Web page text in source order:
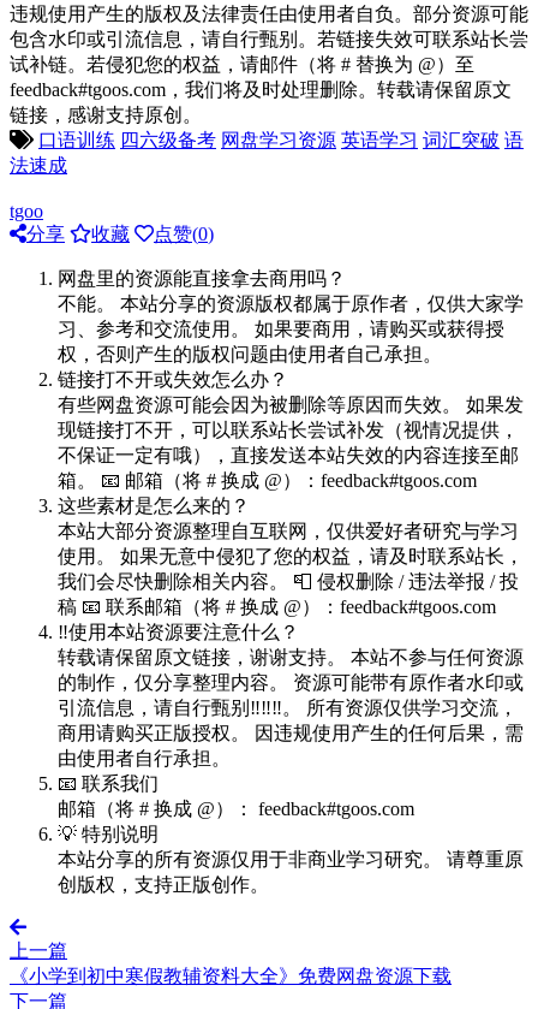
违规使用产生的版权及法律责任由使用者自负。部分资源可能
包含水印或引流信息，请自行甄别。若链接失效可联系站长尝
试补链。若侵犯您的权益，请邮件（将 # 替换为 @）至
feedback#tgoos.com，我们将及时处理删除。转载请保留原文
链接，感谢支持原创。
口语训练 四六级备考 网盘学习资源 英语学习 词汇突破 语
法速成
tgoo
分享
收藏 点赞(0)
网盘里的资源能直接拿去商用吗？
不能。 本站分享的资源版权都属于原作者，仅供大家学
习、参考和交流使用。 如果要商用，请购买或获得授
权，否则产生的版权问题由使用者自己承担。
链接打不开或失效怎么办？
有些网盘资源可能会因为被删除等原因而失效。 如果发
现链接打不开，可以联系站长尝试补发（视情况提供，
不保证一定有哦），直接发送本站失效的内容连接至邮
箱。 📧 邮箱（将 # 换成 @）：feedback#tgoos.com
这些素材是怎么来的？
本站大部分资源整理自互联网，仅供爱好者研究与学习
使用。 如果无意中侵犯了您的权益，请及时联系站长，
我们会尽快删除相关内容。 📮 侵权删除 / 违法举报 / 投
稿 📧 联系邮箱（将 # 换成 @）：feedback#tgoos.com
‼️使用本站资源要注意什么？
转载请保留原文链接，谢谢支持。 本站不参与任何资源
的制作，仅分享整理内容。 资源可能带有原作者水印或
引流信息，请自行甄别‼️‼️‼️。 所有资源仅供学习交流，
商用请购买正版授权。 因违规使用产生的任何后果，需
由使用者自行承担。
📧 联系我们
邮箱（将 # 换成 @）： feedback#tgoos.com
💡 特别说明
本站分享的所有资源仅用于非商业学习研究。 请尊重原
创版权，支持正版创作。
上一篇
《小学到初中寒假教辅资料大全》免费网盘资源下载
下一篇